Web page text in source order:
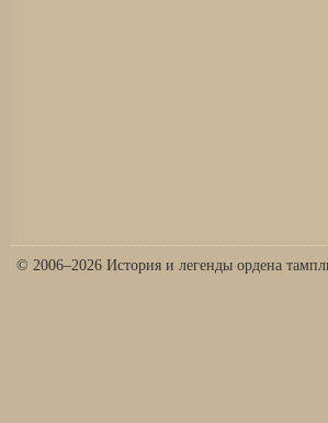
© 2006–2026 История и легенды ордена